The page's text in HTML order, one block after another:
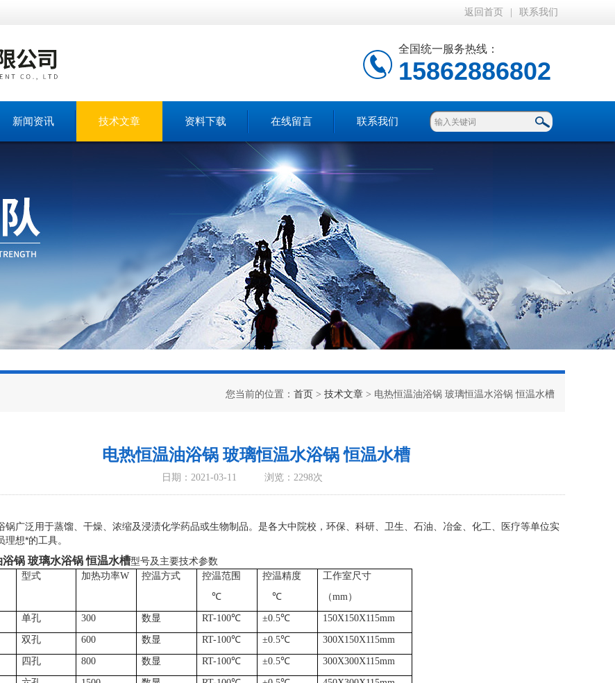
返回首页 联系我们
全国统一服务热线：
15862886802
新闻资讯 技术文章 资料下载 在线留言 联系我们
您当前的位置： 首页 > 技术文章 > 电热恒温油浴锅 玻璃恒温水浴锅 恒温水槽
电热恒温油浴锅 玻璃恒温水浴锅 恒温水槽
日期：2021-03-11 浏览：2298次
锅广泛用于蒸馏、干燥、浓缩及浸渍化学药品或生物制品。是各大中院校，环保、科研、卫生、石油、冶金、化工、医疗等单位实
想*的工具。
浴锅 玻璃水浴锅 恒温水槽型号及主要技术参数
型式 加热功率W 控温方式
控温范围
℃
控温精度
℃
工作室尺寸
（mm）
单孔 300 数显 RT-100℃ ±0.5℃ 150X150X115mm
双孔 600 数显 RT-100℃ ±0.5℃ 300X150X115mm
四孔 800 数显 RT-100℃ ±0.5℃ 300X300X115mm